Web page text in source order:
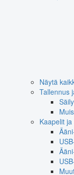
Näytä
Tallennus
Kaapelit